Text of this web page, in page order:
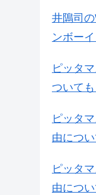
井隝司
ンボーイ
ピッタ
ついても
ピッタ
由につい
ピッタ
由につい